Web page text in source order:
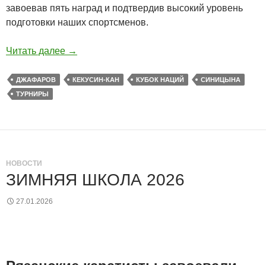
завоевав пять наград и подтвердив высокий уровень
подготовки наших спортсменов.
Читать далее →
ДЖАФАРОВ КЕКУСИН-КАН КУБОК НАЦИЙ
СИНИЦЫНА
ТУРНИРЫ
НОВОСТИ
ЗИМНЯЯ ШКОЛА 2026
27.01.2026